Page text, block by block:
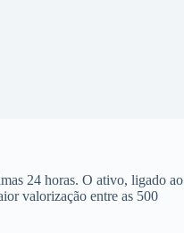
24 horas. O ativo, ligado ao
valorização entre as 500